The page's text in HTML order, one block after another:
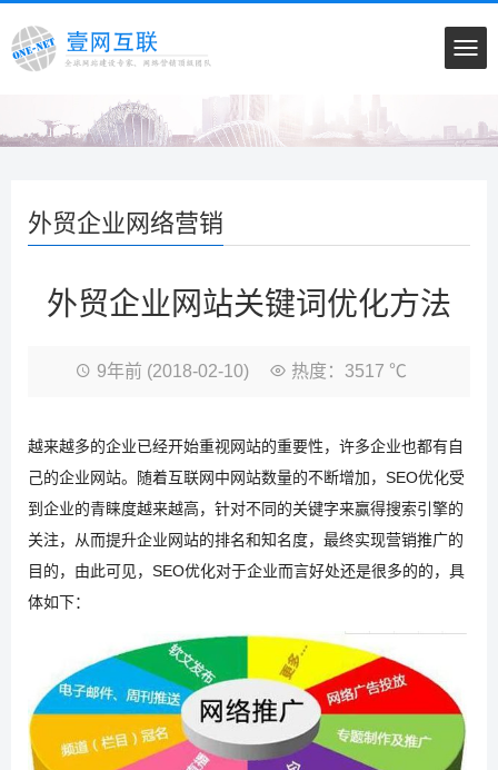
外贸企业网络营销
外贸企业网站关键词优化方法
9年前 (2018-02-10) 热度：3517 ℃
越来越多的企业已经开始重视网站的重要性，许多企业也都有自
己的企业网站。随着互联网中网站数量的不断增加，SEO优化受
到企业的青睐度越来越高，针对不同的关键字来赢得搜索引擎的
关注，从而提升企业网站的排名和知名度，最终实现营销推广的
目的，由此可见，SEO优化对于企业而言好处还是很多的的，具
体如下：